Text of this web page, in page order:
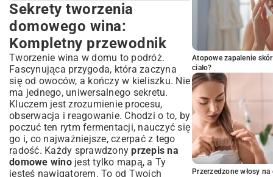
Sekrety tworzenia domowego wina:
Kompletny przewodnik
Niezbędne składniki i sprzęt: Co musisz
mieć pod ręką?
Wybór owoców i dodatków: Fundament
smaku
Niezbędny sprzęt winiarski: Od balonu po
rurkę fermentacyjną
Proces tworzenia wina krok po kroku: Od
surowca do butelki
Przygotowanie nastawu: Pierwszy etap
fermentacji
Fermentacja i jej sekrety: Cierpliwość
popłaca
Sekrety tworzenia
domowego wina:
Kompletny przewodnik
Tworzenie wina w domu to podróż.
Fascynująca przygoda, która zaczyna
się od owoców, a kończy w kieliszku. Nie
ma jednego, uniwersalnego sekretu.
Kluczem jest zrozumienie procesu,
obserwacja i reagowanie. Chodzi o to, by
poczuć ten rytm fermentacji, nauczyć się
go i, co najważniejsze, czerpać z tego
radość. Każdy sprawdzonyprzepis na
domowe winojest tylko mapą, a Ty
jesteś nawigatorem. To od Twoich
Atopowe zapalenie
ciało?
Przerzedzone włosy